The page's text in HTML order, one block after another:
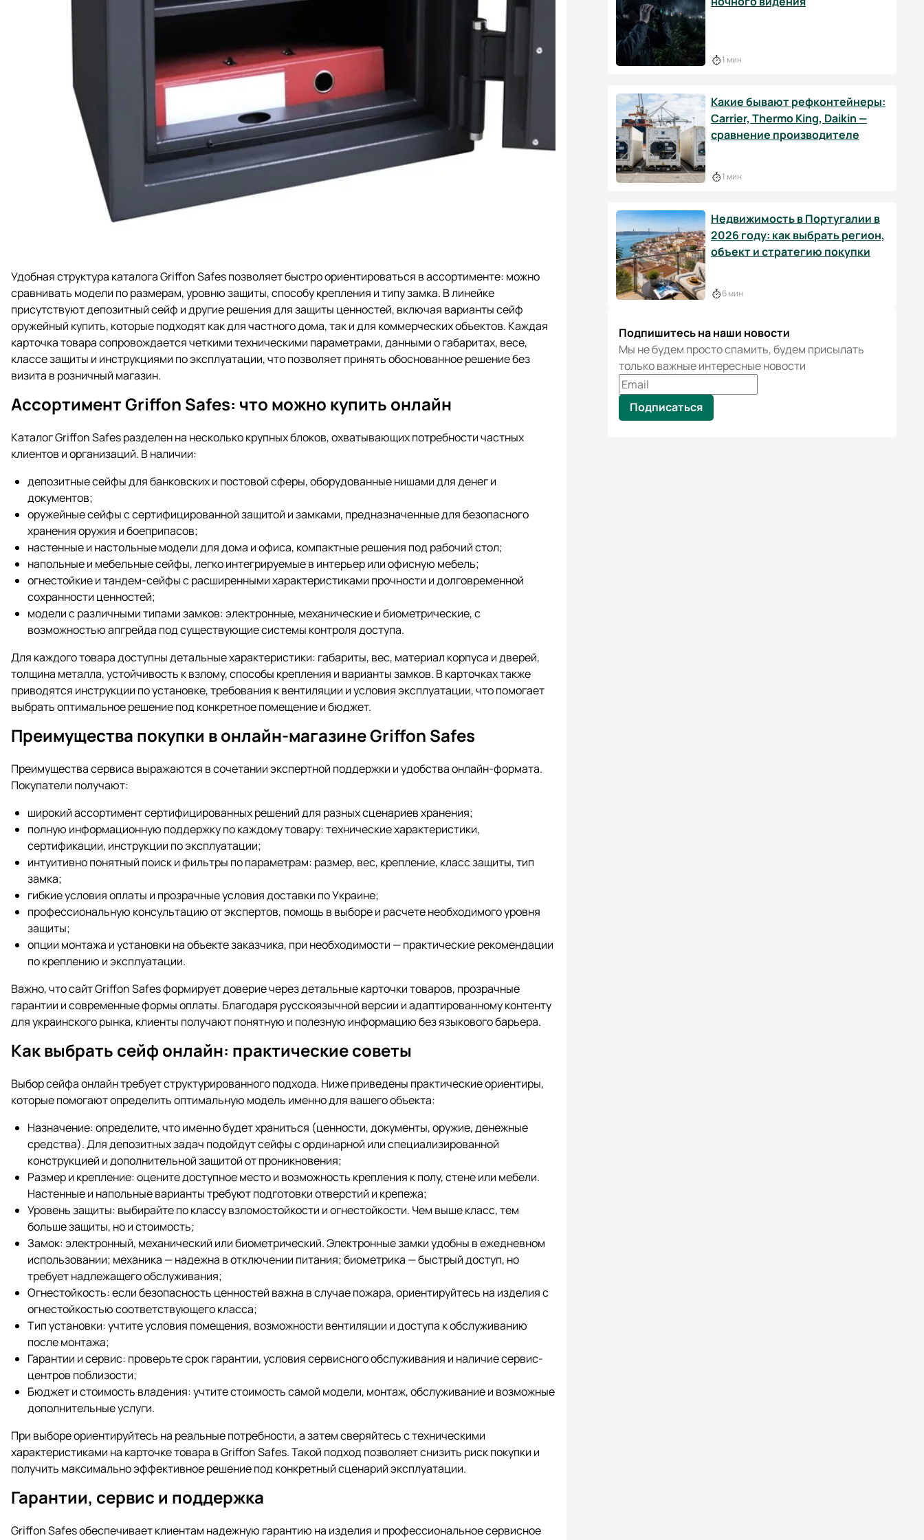
Удобная структура каталога Griffon Safes позволяет быстро ориентироваться в ассортименте: можно
сравнивать модели по размерам, уровню защиты, способу крепления и типу замка. В линейке
присутствуют депозитный сейф и другие решения для защиты ценностей, включая варианты сейф
оружейный купить, которые подходят как для частного дома, так и для коммерческих объектов. Каждая
карточка товара сопровождается четкими техническими параметрами, данными о габаритах, весе,
классе защиты и инструкциями по эксплуатации, что позволяет принять обоснованное решение без
визита в розничный магазин.
Ассортимент Griffon Safes: что можно купить онлайн
Каталог Griffon Safes разделен на несколько крупных блоков, охватывающих потребности частных
клиентов и организаций. В наличии:
депозитные сейфы для банковских и постовой сферы, оборудованные нишами для денег и
документов;
оружейные сейфы с сертифицированной защитой и замками, предназначенные для безопасного
хранения оружия и боеприпасов;
настенные и настольные модели для дома и офиса, компактные решения под рабочий стол;
напольные и мебельные сейфы, легко интегрируемые в интерьер или офисную мебель;
огнестойкие и тандем-сейфы с расширенными характеристиками прочности и долговременной
сохранности ценностей;
модели с различными типами замков: электронные, механические и биометрические, с
возможностью апгрейда под существующие системы контроля доступа.
Для каждого товара доступны детальные характеристики: габариты, вес, материал корпуса и дверей,
толщина металла, устойчивость к взлому, способы крепления и варианты замков. В карточках также
приводятся инструкции по установке, требования к вентиляции и условия эксплуатации, что помогает
выбрать оптимальное решение под конкретное помещение и бюджет.
Преимущества покупки в онлайн-магазине Griffon Safes
Преимущества сервиса выражаются в сочетании экспертной поддержки и удобства онлайн-формата.
Покупатели получают:
широкий ассортимент сертифицированных решений для разных сценариев хранения;
полную информационную поддержку по каждому товару: технические характеристики,
сертификации, инструкции по эксплуатации;
интуитивно понятный поиск и фильтры по параметрам: размер, вес, крепление, класс защиты, тип
замка;
гибкие условия оплаты и прозрачные условия доставки по Украине;
профессиональную консультацию от экспертов, помощь в выборе и расчете необходимого уровня
защиты;
опции монтажа и установки на объекте заказчика, при необходимости — практические рекомендации
по креплению и эксплуатации.
Важно, что сайт Griffon Safes формирует доверие через детальные карточки товаров, прозрачные
гарантии и современные формы оплаты. Благодаря русскоязычной версии и адаптированному контенту
для украинского рынка, клиенты получают понятную и полезную информацию без языкового барьера.
Как выбрать сейф онлайн: практические советы
Выбор сейфа онлайн требует структурированного подхода. Ниже приведены практические ориентиры,
которые помогают определить оптимальную модель именно для вашего объекта:
Назначение: определите, что именно будет храниться (ценности, документы, оружие, денежные
средства). Для депозитных задач подойдут сейфы с ординарной или специализированной
конструкцией и дополнительной защитой от проникновения;
Размер и крепление: оцените доступное место и возможность крепления к полу, стене или мебели.
Настенные и напольные варианты требуют подготовки отверстий и крепежа;
Уровень защиты: выбирайте по классу взломостойкости и огнестойкости. Чем выше класс, тем
больше защиты, но и стоимость;
Замок: электронный, механический или биометрический. Электронные замки удобны в ежедневном
использовании; механика — надежна в отключении питания; биометрика — быстрый доступ, но
требует надлежащего обслуживания;
Огнестойкость: если безопасность ценностей важна в случае пожара, ориентируйтесь на изделия с
огнестойкостью соответствующего класса;
Тип установки: учтите условия помещения, возможности вентиляции и доступа к обслуживанию
после монтажа;
Гарантии и сервис: проверьте срок гарантии, условия сервисного обслуживания и наличие сервис-
центров поблизости;
Бюджет и стоимость владения: учтите стоимость самой модели, монтаж, обслуживание и возможные
дополнительные услуги.
При выборе ориентируйтесь на реальные потребности, а затем сверяйтесь с техническими
характеристиками на карточке товара в Griffon Safes. Такой подход позволяет снизить риск покупки и
получить максимально эффективное решение под конкретный сценарий эксплуатации.
Гарантии, сервис и поддержка
Griffon Safes обеспечивает клиентам надежную гарантию на изделия и профессиональное сервисное
1 мин
Какие бывают рефконтейнеры:
Carrier, Thermo King, Daikin —
сравнение производителе
1 мин
Недвижимость в Португалии в
2026 году: как выбрать регион,
объект и стратегию покупки
6 мин
Подпишитесь на наши новости
Мы не будем просто спамить, будем присылать
только важные интересные новости
Подписаться